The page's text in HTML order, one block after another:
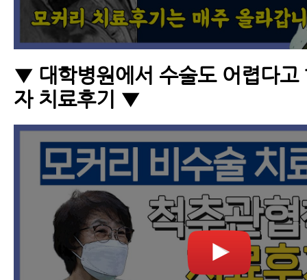
▼ 대학병원에서 수술도 어렵다고
자 치료후기 ▼